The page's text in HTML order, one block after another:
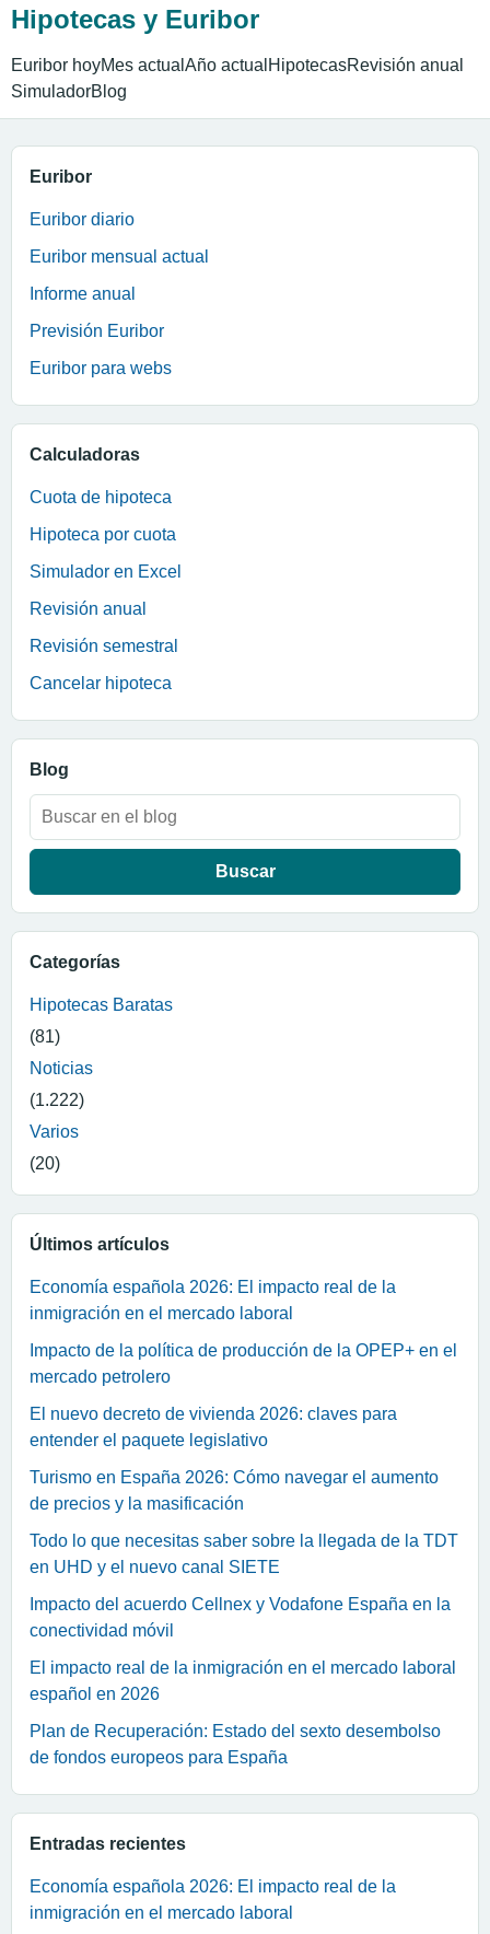
Hipotecas y Euribor
Euribor hoyMes actual Año actual HipotecasRevisión anual
SimuladorBlog
Euribor
Euribor diario
Euribor mensual actual
Informe anual
Previsión Euribor
Euribor para webs
Calculadoras
Cuota de hipoteca
Hipoteca por cuota
Simulador en Excel
Revisión anual
Revisión semestral
Cancelar hipoteca
Blog
Buscar:
Categorías
Hipotecas Baratas
(81)
Noticias
(1.222)
Varios
(20)
Últimos artículos
Economía española 2026: El impacto real de la
inmigración en el mercado laboral
Impacto de la política de producción de la OPEP+ en el
mercado petrolero
El nuevo decreto de vivienda 2026: claves para
entender el paquete legislativo
Turismo en España 2026: Cómo navegar el aumento
de precios y la masificación
Todo lo que necesitas saber sobre la llegada de la TDT
en UHD y el nuevo canal SIETE
Impacto del acuerdo Cellnex y Vodafone España en la
conectividad móvil
El impacto real de la inmigración en el mercado laboral
español en 2026
Plan de Recuperación: Estado del sexto desembolso
de fondos europeos para España
Entradas recientes
Economía española 2026: El impacto real de la
inmigración en el mercado laboral